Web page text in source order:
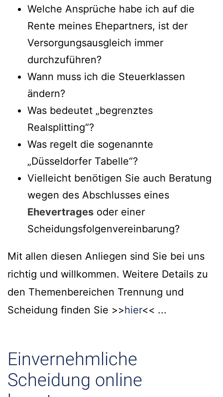
Welche Ansprüche habe ich auf die
Rente meines Ehepartners, ist der
Versorgungsausgleich immer
durchzuführen?
Wann muss ich die Steuerklassen
ändern?
Was bedeutet „begrenztes
Realsplitting“?
Was regelt die sogenannte
„Düsseldorfer Tabelle“?
Vielleicht benötigen Sie auch Beratung
wegen des Abschlusses eines
Ehevertrages oder einer
Scheidungsfolgenvereinbarung?
Mit allen diesen Anliegen sind Sie bei uns
richtig und willkommen. Weitere Details zu
den Themenbereichen Trennung und
Scheidung finden Sie >>hier<< ...
Einvernehmliche
Scheidung online